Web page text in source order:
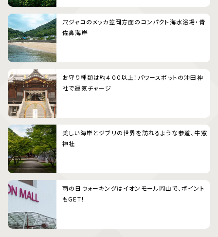
穴ジャコのメッカ笠岡方面のコンパクト海水浴場・青
佐鼻海岸
お守り種類は約４００以上！パワースポットの沖田神
社で運気チャージ
美しい海岸とジブリの世界を訪れるような参道、牛窓
神社
雨の日ウォーキングはイオンモール岡山で、ポイント
もGET！